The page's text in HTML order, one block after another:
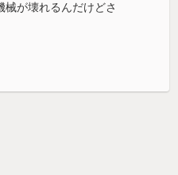
械が壊れるんだけどさ